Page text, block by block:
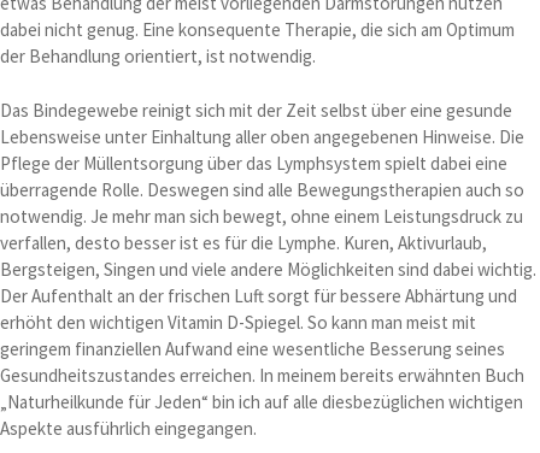
dabei nicht genug. Eine konsequente Therapie, die sich am Optimum
der Behandlung orientiert, ist notwendig.
Das Bindegewebe reinigt sich mit der Zeit selbst über eine gesunde
Lebensweise unter Einhaltung aller oben angegebenen Hinweise. Die
Pflege der Müllentsorgung über das Lymphsystem spielt dabei eine
überragende Rolle. Deswegen sind alle Bewegungstherapien auch so
notwendig. Je mehr man sich bewegt, ohne einem Leistungsdruck zu
verfallen, desto besser ist es für die Lymphe. Kuren, Aktivurlaub,
Bergsteigen, Singen und viele andere Möglichkeiten sind dabei wichtig.
Der Aufenthalt an der frischen Luft sorgt für bessere Abhärtung und
erhöht den wichtigen Vitamin D-Spiegel. So kann man meist mit
geringem finanziellen Aufwand eine wesentliche Besserung seines
Gesundheitszustandes erreichen. In meinem bereits erwähnten Buch
„Naturheilkunde für Jeden“ bin ich auf alle diesbezüglichen wichtigen
Aspekte ausführlich eingegangen.